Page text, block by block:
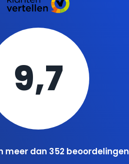
9,7
meer dan 352 beoordelingen